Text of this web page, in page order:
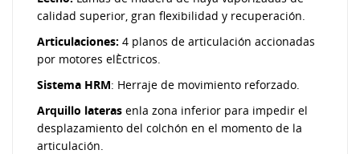
calidad superior, gran flexibilidad y recuperación.
Articulaciones: 4 planos de articulación accionadas
por motores elÈctricos.
Sistema HRM: Herraje de movimiento reforzado.
Arquillo lateras enla zona inferior para impedir el
desplazamiento del colchón en el momento de la
articulación.